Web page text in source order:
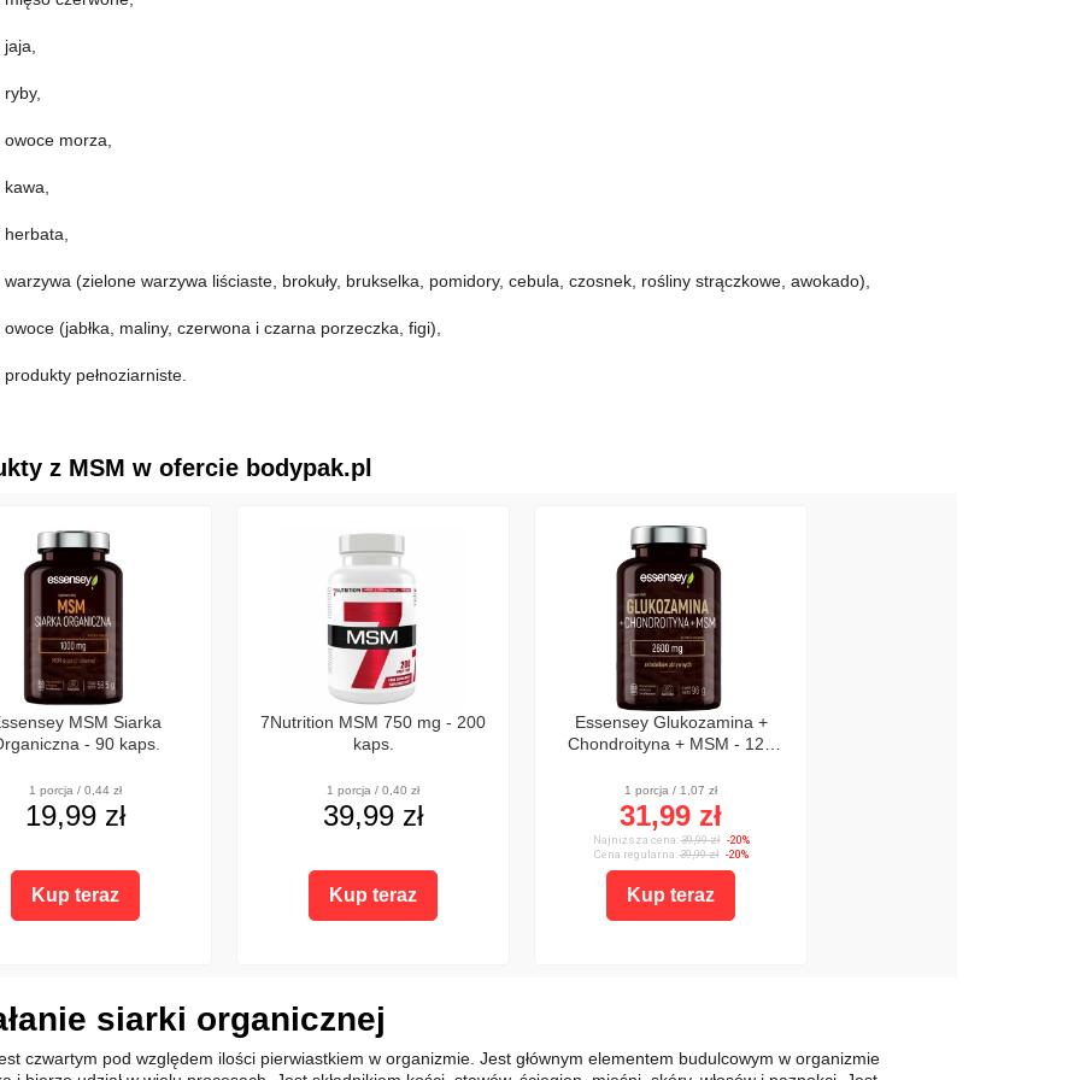
jaja,
ryby,
owoce morza,
kawa,
herbata,
warzywa (zielone warzywa liściaste, brokuły, brukselka, pomidory, cebula, czosnek, rośliny strączkowe, awokado),
owoce (jabłka, maliny, czerwona i czarna porzeczka, figi),
produkty pełnoziarniste.
z MSM w ofercie bodypak.pl
MSM Siarka
- 90 kaps.
1 porcja / 0,44 zł
19,99 zł
Kup teraz
7Nutrition MSM 750 mg - 200
kaps.
1 porcja / 0,40 zł
39,99 zł
Kup teraz
Essensey Glukozamina +
Chondroityna + MSM - 120
1 porcja / 1,07 zł
31,99 zł
Najniższa cena:39,99 zł -20%
Cena regularna:39,99 zł -20%
Kup teraz
siarki organicznej
czwartym pod względem ilości pierwiastkiem w organizmie. Jest głównym elementem budulcowym w organizmie